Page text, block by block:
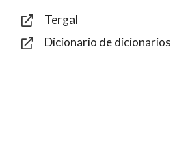
Tergal
Dicionario de dicionarios